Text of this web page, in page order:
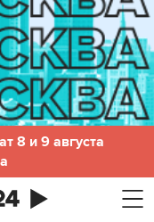
8 и 9 августа